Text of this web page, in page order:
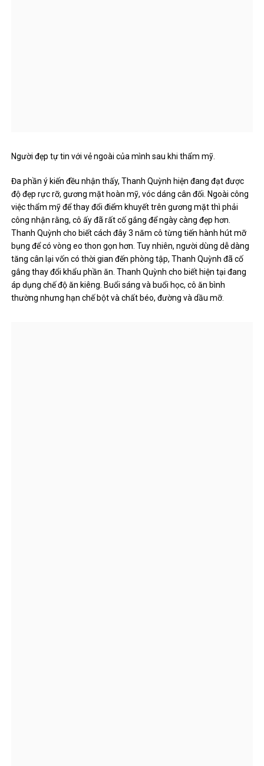
Người đẹp tự tin với vẻ ngoài của mình sau khi thẩm mỹ.
Đa phần ý kiến ​​đều nhận thấy, Thanh Quỳnh hiện đang đạt được
độ đẹp rực rỡ, gương mặt hoàn mỹ, vóc dáng cân đối. Ngoài công
việc thẩm mỹ để thay đổi điểm khuyết trên gương mặt thì phải
công nhận rằng, cô ấy đã rất cố gắng để ngày càng đẹp hơn.
Thanh Quỳnh cho biết cách đây 3 năm cô từng tiến hành hút mỡ
bụng để có vòng eo thon gọn hơn. Tuy nhiên, người dùng dễ dàng
tăng cân lại vốn có thời gian đến phòng tập, Thanh Quỳnh đã cố
gắng thay đổi khẩu phần ăn. Thanh Quỳnh cho biết hiện tại đang
áp dụng chế độ ăn kiêng. Buổi sáng và buổi học, cô ăn bình
thường nhưng hạn chế bột và chất béo, đường và dầu mỡ.